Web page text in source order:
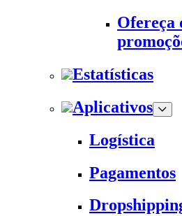
Ofereça
Estatísticas
Aplicativos
Logística
Pagamentos